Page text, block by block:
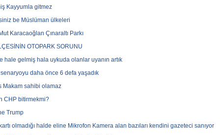
Kayyumla gitmez
be Müslüman ülkeleri
Karacaoğlan Çınaraltı Parkı
OTOPARK SORUNU
hale gelmiş hala uykuda olanlar uyanın artık
daha önce 6 defa yaşadık
Makam sahibi olamaz
CHP bitirmekmi?
Trump
olmadığı halde eline Mikrofon Kamera alan bazıları kendini gazeteci sanıyor